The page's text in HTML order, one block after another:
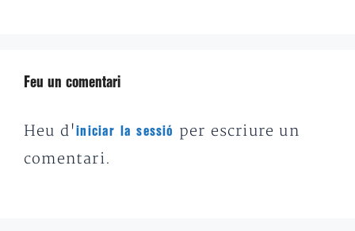
Feu un comentari
Heu d'iniciar la sessió
per escriure un
comentari.